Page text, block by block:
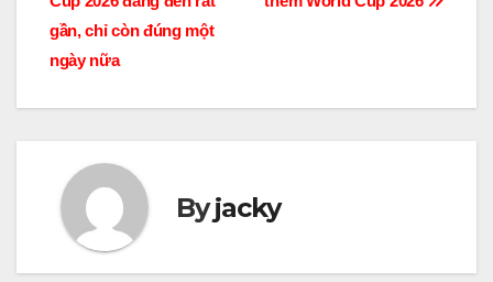
bài
viết
gần, chỉ còn đúng một
ngày nữa
Byjacky